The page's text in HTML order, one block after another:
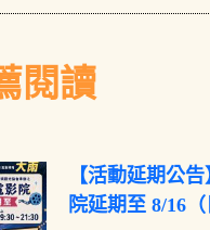
閱讀
【活動延期公
院延期至 8/16